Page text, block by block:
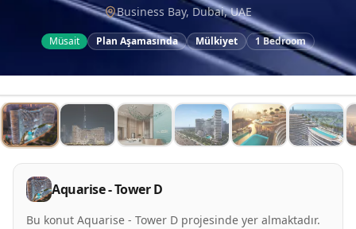
Business Bay, Dubai, UAE
Müsait Plan Aşamasında Mülkiyet 1 Bedroom
Aquarise - Tower D
Bu konut Aquarise - Tower D projesinde yer almaktadır.